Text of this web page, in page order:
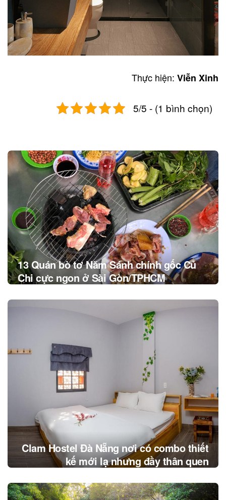
Thực hiện: Viễn Xinh
5/5 - (1 bình chọn)
Post
navigation
13 Quán bò tơ Năm Sánh chính gốc Củ
Chi cực ngon ở Sài Gòn/TPHCM
Clam Hostel Đà Nẵng nơi có combo thiết
kế mới lạ nhưng đầy thân quen